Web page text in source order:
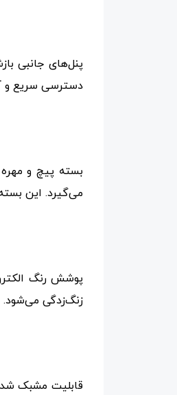
پنل‌های جانبی
دسترسی سریع و
می‌گیرد. این
پوشش رنگ
زنگ‌زدگی می‌شود.
قابلیت مشبک